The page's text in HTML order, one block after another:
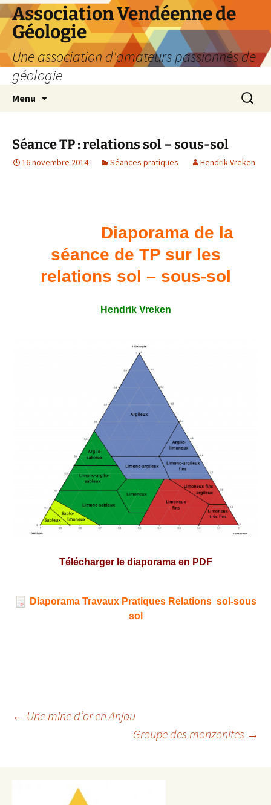
Aller
au
contenu
Association Vendéenne de
Géologie
Une association d'amateurs passionnés de
géologie
Menu
Séance TP : relations sol – sous-sol
16 novembre 2014 Séances pratiques Hendrik Vreken
Diaporama de la
séance de TP sur les
relations sol – sous-sol
Hendrik Vreken
Télécharger le diaporama en PDF
Diaporama Travaux Pratiques Relations sol-sous
sol
Navigation
← Une mine d’or en Anjou
Groupe des monzonites →